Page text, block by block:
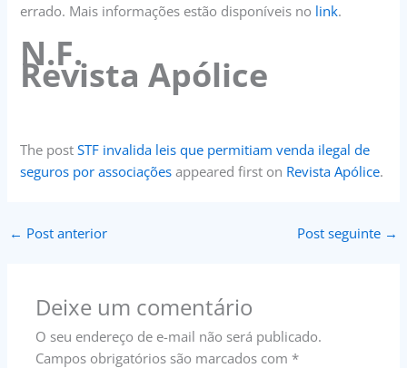
errado. Mais informações estão disponíveis no link.
N.F.
Revista Apólice
The postSTF invalida leis que permitiam venda ilegal de
seguros por associações appeared first on Revista Apólice.
← Post anterior Post seguinte →
Deixe um comentário
O seu endereço de e-mail não será publicado.
Campos obrigatórios são marcados com *